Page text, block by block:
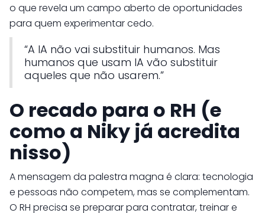
o que revela um campo aberto de oportunidades
para quem experimentar cedo.
“A IA não vai substituir humanos. Mas
humanos que usam IA vão substituir
aqueles que não usarem.”
O recado para o RH (e
como a Niky já acredita
nisso)
A mensagem da palestra magna é clara: tecnologia
e pessoas não competem, mas se complementam.
O RH precisa se preparar para contratar, treinar e